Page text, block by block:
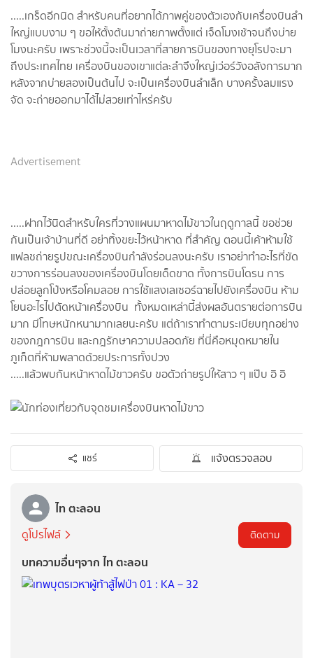
.....เกร็ดอีกนิด สำหรับคนที่อยากได้ภาพคู่ของตัวเองกับเครื่องบินลำ
ใหญ่แบบงาม ๆ ขอให้ตั้งต้นมาถ่ายภาพตั้งแต่ เจ็ดโมงเช้าจนถึงบ่าย
โมงนะครับ เพราะช่วงนี้จะเป็นเวลาที่สายการบินของทางยุโรปจะมา
ถึงประเทศไทย เครื่องบินของเขาแต่ละลำจึงใหญ่เว่อร์วังอลังการมาก
หลังจากบ่ายสองเป็นต้นไป จะเป็นเครื่องบินลำเล็ก บางครั้งลมแรง
จัด จะถ่ายออกมาได้ไม่สวยเท่าไหร่ครับ
Advertisement
.....ฝากไว้นิดสำหรับใครที่วางแผนมาหาดไม้ขาวในฤดูกาลนี้ ขอช่วย
กันเป็นเจ้าบ้านที่ดี อย่าทิ้งขยะไว้หน้าหาด ที่สำคัญ ตอนนี้เค้าห้ามใช้
แฟลชถ่ายรูปขณะเครื่องบินกำลังร่อนลงนะครับ เราอย่าทำอะไรที่ขัด
ขวางการร่อนลงของเครื่องบินโดยเด็ดขาด ทั้งการบินโดรน การ
ปล่อยลูกโป่งหรือโคมลอย การใช้แสงเลเซอร์ฉายไปยังเครื่องบิน ห้าม
โยนอะไรไปตัดหน้าเครื่องบิน ทั้งหมดเหล่านี้ส่งผลอันตรายต่อการบิน
มาก มีโทษหนักหนามากเลยนะครับ แต่ถ้าเราทำตามระเบียบทุกอย่าง
ของกฎการบิน และกฎรักษาความปลอดภัย ที่นี่คือหมุดหมายใน
ภูเก็ตที่ห้ามพลาดด้วยประการทั้งปวง
.....แล้วพบกันหน้าหาดไม้ขาวครับ ขอตัวถ่ายรูปให้สาว ๆ แป๊บ อิ อิ
แชร์ แจ้งตรวจสอบ
ไท ตะลอน
ดูโปรไฟล์ ติดตาม
บทความอื่นๆจาก ไท ตะลอน